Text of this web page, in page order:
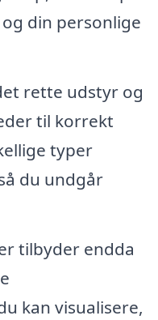
din personlige
rette udstyr og
til korrekt
typer
du undgår
tilbyder endda
kan visualisere,